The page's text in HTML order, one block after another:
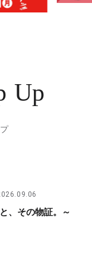
Up
、その物証。～